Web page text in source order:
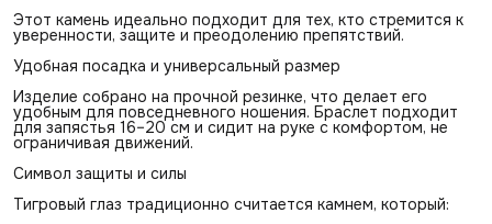
Этот камень идеально подходит для тех, кто стремится к
уверенности, защите и преодолению препятствий.
Удобная посадка и универсальный размер
Изделие собрано на прочной резинке, что делает его
удобным для повседневного ношения. Браслет подходит
для запястья 16–20 см и сидит на руке с комфортом, не
ограничивая движений.
Символ защиты и силы
Тигровый глаз традиционно считается камнем, который: